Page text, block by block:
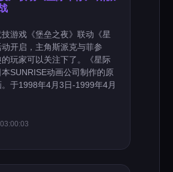
技游戏《堡垒之夜》联动《星
动开启，主角斯派克与菲参
玩家可以关注下了。《星际
SUNRISE动画公司制作的原
于1998年4月3日-1999年4月